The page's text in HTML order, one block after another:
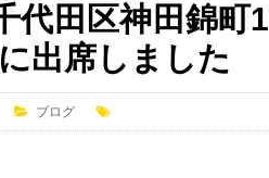
代田区神田錦町
出席しました
ブログ